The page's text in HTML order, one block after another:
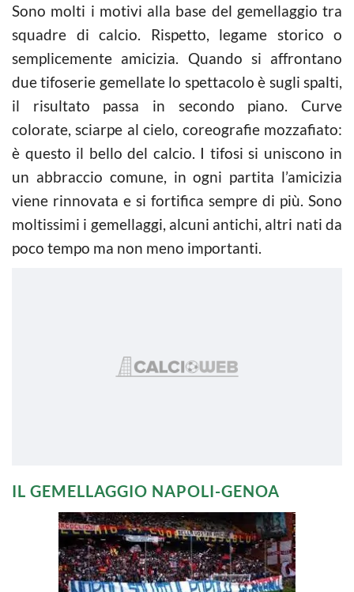
Sono molti i motivi alla base del gemellaggio tra
squadre di calcio. Rispetto, legame storico o
semplicemente amicizia. Quando si affrontano
due tifoserie gemellate lo spettacolo è sugli spalti,
il risultato passa in secondo piano. Curve
colorate, sciarpe al cielo, coreografie mozzafiato:
è questo il bello del calcio. I tifosi si uniscono in
un abbraccio comune, in ogni partita l’amicizia
viene rinnovata e si fortifica sempre di più. Sono
moltissimi i gemellaggi, alcuni antichi, altri nati da
poco tempo ma non meno importanti.
IL GEMELLAGGIO NAPOLI-GENOA